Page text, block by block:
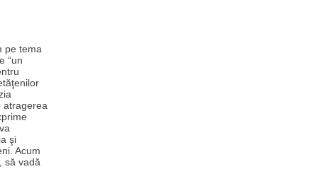
pe tema
“un
atragerea
şi
Acum
să vadă